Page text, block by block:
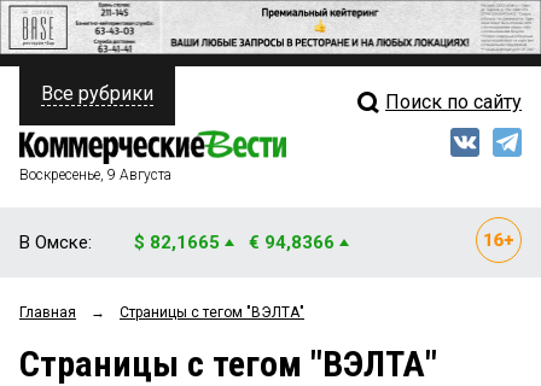
ПОЛИТИКА
ФИНАНСЫ
ОБЩЕСТВО
ЗАКОН
Свежий выпуск
Рейтинги
Все рубрики Поиск по сайту
Воскресенье, 9 Августа
В Омске: $ 82,1665 € 94,8366
Главная → Страницы c тегом "ВЭЛТА"
Страницы c тегом "ВЭЛТА"